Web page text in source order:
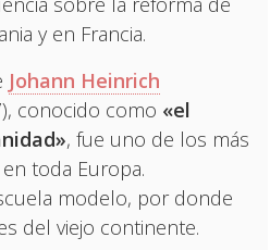
y en Francia.
Johann Heinrich
conocido como «el
, fue uno de los más
toda Europa.
modelo, por donde
del viejo continente.